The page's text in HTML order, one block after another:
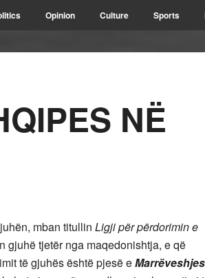
Opinion Culture Sports
NË
mban titullin Ligji për përdorimin e
gjuhë tjetër nga maqedonishtja, e që
të gjuhës është pjesë eMarrëveshjes